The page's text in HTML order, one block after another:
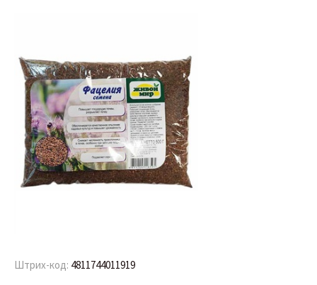
Штрих-код: 4811744011919